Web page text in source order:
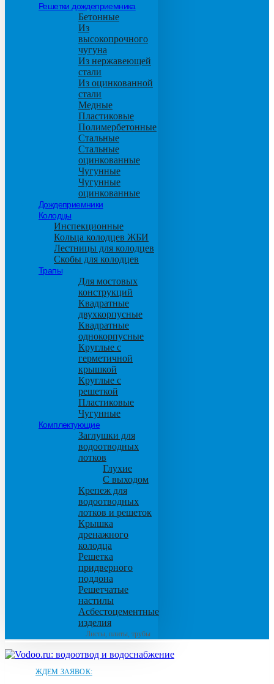
Решетки дождеприемника
Бетонные
Из
высокопрочного
чугуна
Из нержавеющей
стали
Из оцинкованной
стали
Медные
Пластиковые
Полимербетонные
Стальные
Стальные
оцинкованные
Чугунные
Чугунные
оцинкованные
Дождеприемники
Колодцы
Инспекционные
Кольца колодцев ЖБИ
Лестницы для колодцев
Скобы для колодцев
Трапы
Для мостовых
конструкций
Квадратные
двухкорпусные
Квадратные
однокорпусные
Круглые с
герметичной
крышкой
Круглые с
решеткой
Пластиковые
Чугунные
Комплектующие
Заглушки для
водоотводных
лотков
Глухие
С выходом
Крепеж для
водоотводных
лотков и решеток
Крышка
дренажного
колодца
Решетка
придверного
поддона
Решетчатые
настилы
Асбестоцементные
изделия
Листы, плиты, трубы
ЖДЕМ ЗАЯВОК: